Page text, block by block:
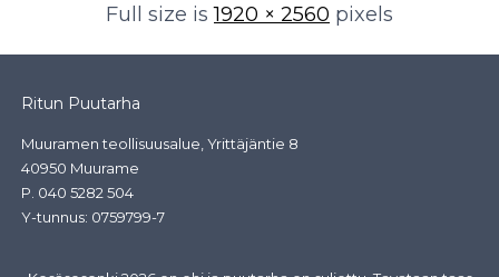
Full size is1920 × 2560 pixels
Ritun Puutarha
Muuramen teollisuusalue, Yrittäjäntie 8
40950 Muurame
P. 040 5282 504
Y-tunnus: 0759799-7